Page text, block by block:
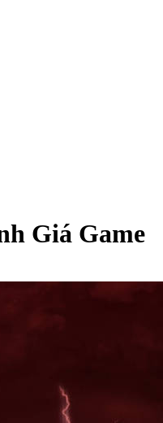
Giá Game